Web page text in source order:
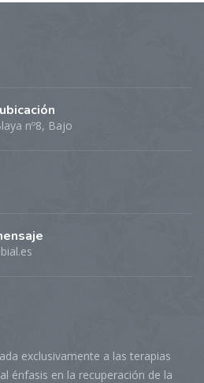
nº8, Bajo
exclusivamente a las terapias
énfasis en la recuperación de la